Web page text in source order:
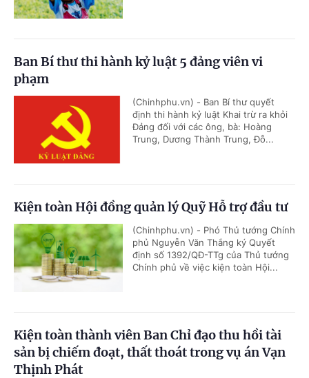
Ban Bí thư thi hành kỷ luật 5 đảng viên vi
phạm
(Chinhphu.vn) - Ban Bí thư quyết
định thi hành kỷ luật Khai trừ ra khỏi
Đảng đối với các ông, bà: Hoàng
Trung, Dương Thành Trung, Đỗ...
Kiện toàn Hội đồng quản lý Quỹ Hỗ trợ đầu tư
(Chinhphu.vn) - Phó Thủ tướng Chính
phủ Nguyễn Văn Thắng ký Quyết
định số 1392/QĐ-TTg của Thủ tướng
Chính phủ về việc kiện toàn Hội...
Kiện toàn thành viên Ban Chỉ đạo thu hồi tài
sản bị chiếm đoạt, thất thoát trong vụ án Vạn
Thịnh Phát